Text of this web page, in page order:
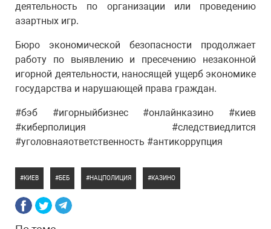
деятельность по организации или проведению
азартных игр.
Бюро экономической безопасности продолжает
работу по выявлению и пресечению незаконной
игорной деятельности, наносящей ущерб экономике
государства и нарушающей права граждан.
#бэб #игорныйбизнес #онлайнказино #киев
#киберполиция #следствиедлится
#уголовнаяответственность #антикоррупция
КИЕВ БЕБ НАЦПОЛИЦИЯ КАЗИНО